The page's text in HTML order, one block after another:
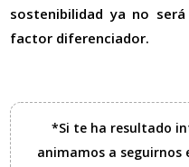
sostenibilidad ya no
factor diferenciador.
*Si te ha resultado
animamos a seguirnos